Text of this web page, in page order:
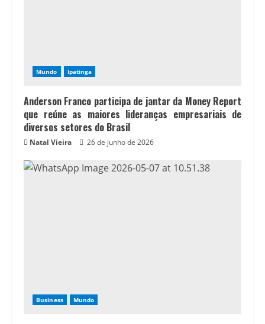
Mundo Ipatinga
Anderson Franco participa de jantar da Money Report
que reúne as maiores lideranças empresariais de
diversos setores do Brasil
Natal Vieira 26 de junho de 2026
Business Mundo